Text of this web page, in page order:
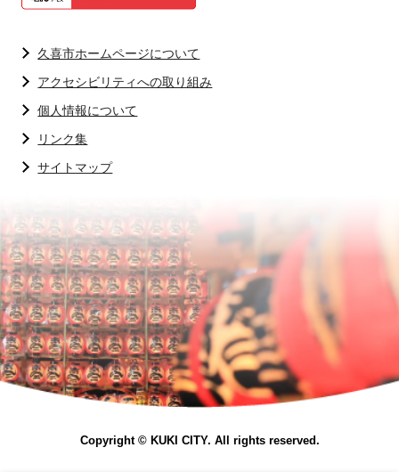
久喜市ホームページについて
アクセシビリティへの取り組み
個人情報について
リンク集
サイトマップ
Copyright © KUKI CITY. All rights reserved.